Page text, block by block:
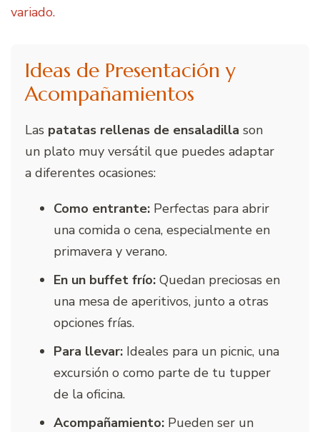
variado.
Ideas de Presentación y
Acompañamientos
Las patatas rellenas de ensaladilla son
un plato muy versátil que puedes adaptar
a diferentes ocasiones:
Como entrante: Perfectas para abrir
una comida o cena, especialmente en
primavera y verano.
En un buffet frío: Quedan preciosas en
una mesa de aperitivos, junto a otras
opciones frías.
Para llevar: Ideales para un picnic, una
excursión o como parte de tu tupper
de la oficina.
Acompañamiento: Pueden ser un